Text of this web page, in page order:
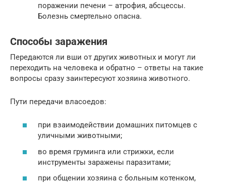
поражении печени – атрофия, абсцессы.
Болезнь смертельно опасна.
Способы заражения
Передаются ли вши от других животных и могут ли
переходить на человека и обратно – ответы на такие
вопросы сразу заинтересуют хозяина животного.
Пути передачи власоедов:
при взаимодействии домашних питомцев с
уличными животными;
во время груминга или стрижки, если
инструменты заражены паразитами;
при общении хозяина с больным котенком,